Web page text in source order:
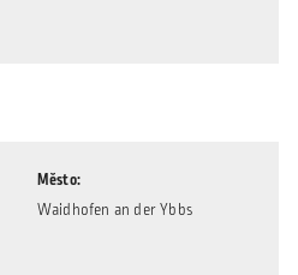
Město
Waidhofen an der Ybbs